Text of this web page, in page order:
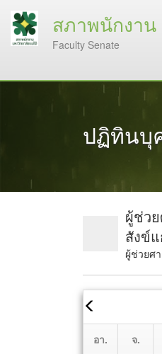
สภาพนักงาน
Faculty Senate
ปฏิทินบุ
ผู้ช่ว
สังข์
ผู้ช่วยศ
อา. จ.